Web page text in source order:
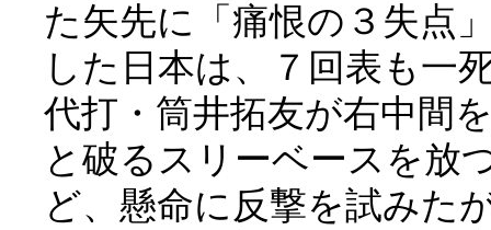
た矢先に「痛恨の３失点
した日本は、７回表も一
代打・筒井拓友が右中間
と破るスリーベースを放
ど、懸命に反撃を試みた